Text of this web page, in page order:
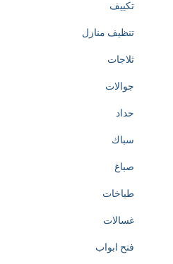
تكييف
تنظيف منازل
ثلاجات
جوالات
حداد
سباك
صباغ
طباخات
غسالات
فتح ابواب